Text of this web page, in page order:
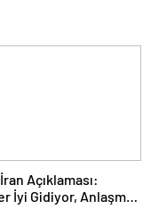
Açıklaması:
İyi Gidiyor, Anlaşma